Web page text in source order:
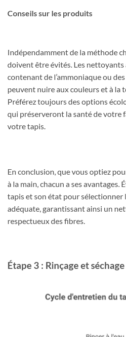
Conseils sur les produits
Indépendamment de la méthode
doivent être évités. Les nettoyants
contenant de l’ammoniaque ou
peuvent nuire aux couleurs et à la
Préférez toujours des options
qui préserveront la santé de votre
votre tapis.
En conclusion, que vous optiez
à la main, chacun a ses avantages.
tapis et son état pour sélectionner
adéquate, garantissant ainsi un
respectueux des fibres.
Étape 3 : Rinçage et séchage